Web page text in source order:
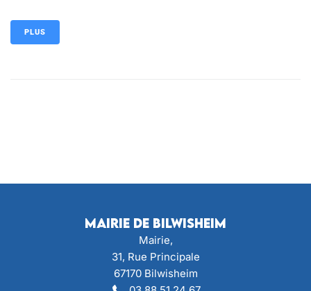
PLUS
Mairie de Bilwisheim
Mairie,
31, Rue Principale
67170 Bilwisheim